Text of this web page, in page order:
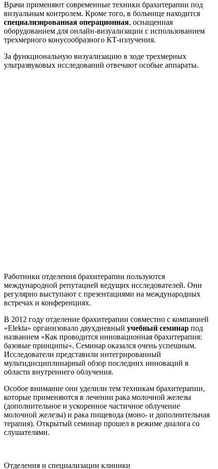
Врачи применяют современные техники брахитерапии под
визуальным контролем. Кроме того, в больнице находится
специализированная операционная, оснащенная
оборудованием для онлайн-визуализации с использованием
трехмерного конусообразного КТ-излучения.
За функциональную визуализацию в ходе трехмерных
ультразвуковых исследований отвечают особые аппараты.
Работники отделения брахитерапии пользуются
международной репутацией ведущих исследователей. Они
регулярно выступают с презентациями на международных
встречах и конференциях.
В 2012 году отделение брахитерапии совместно с компанией
«Elekta» организовало двухдневный учебный семинар под
названием «Как проводится инновационная брахитерапия:
базовые принципы». Семинар оказался очень успешным.
Исследователи представили интегрированный
мультидисциплинарный обзор последних инноваций в
области внутреннего облучения.
Особое внимание они уделили тем техникам брахитерапии,
которые применяются в лечении рака молочной железы
(дополнительное и ускоренное частичное облучение
молочной железы) и рака пищевода (моно- и дополнительная
терапия). Открытый семинар прошел в режиме диалога со
слушателями.
Отделения и специализации клиники